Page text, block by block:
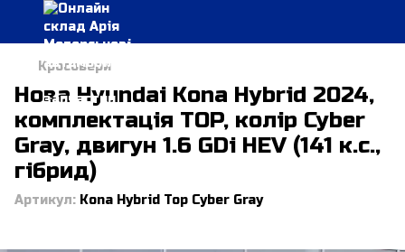
Кросовери
Нова Hyundai Kona Hybrid 2024,
комплектація TOP, колір Cyber
Gray, двигун 1.6 GDi HEV (141 к.с.,
гібрид)
Артикул: Kona Hybrid Top Cyber Gray